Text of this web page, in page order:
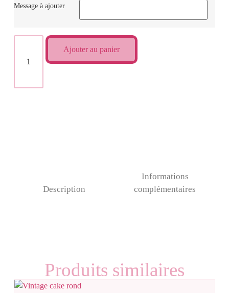
Message à ajouter
Ajouter au panier
Description
Informations
complémentaires
Produits similaires